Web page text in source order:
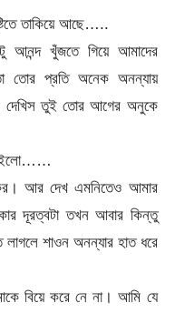
তাকিয়ে আছে…..
খুঁজতে গিয়ে আমাদের
তোর প্রতি অনেক অনন্যায়
তুই তোর আগের অনুকে
রইলো……
আর দেখ এমনিতেও আমার
দূরত্বটা তখন আবার কিন্তু
শাওন অনন্যার হাত ধরে
বিয়ে করে নে না। আমি যে